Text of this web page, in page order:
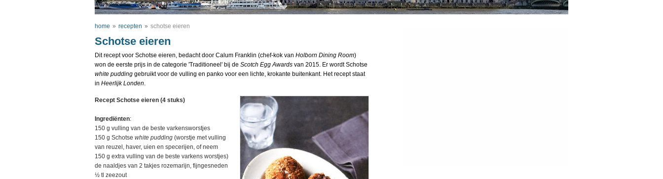
home » recepten » schotse eieren
Schotse eieren
Dit recept voor Schotse eieren, bedacht door Calum Franklin (chef-kok van Holborn Dining Room)
won de eerste prijs in de categorie 'Traditioneel' bij de Scotch Egg Awards van 2015. Er wordt Schotse
white pudding gebruikt voor de vulling en panko voor een lichte, krokante buitenkant. Het recept staat
in Heerlijk Londen.
Recept Schotse eieren (4 stuks)
Ingrediënten:
150 g vulling van de beste varkensworstjes
150 g Schotse white pudding (worstje met vulling
van reuzel, haver, uien en specerijen, of neem
150 g extra vulling van de beste varkens worstjes)
de naaldjes van 2 takjes rozemarijn, fijngesneden
½ tl zeezout